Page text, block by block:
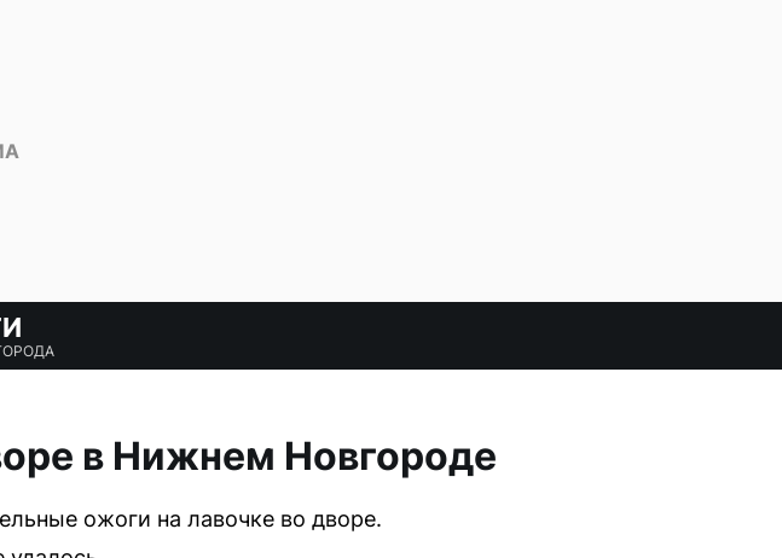
в Нижнем Новгороде
ожоги на лавочке во дворе.